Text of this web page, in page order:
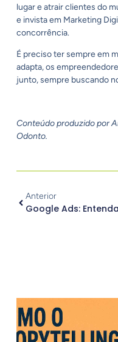
lugar e atrair clientes do
e invista em Marketing
concorrência.
É preciso ter sempre em
adapta, os
junto, sempre buscando
Conteúdo produzido por
Odonto.
Anterior